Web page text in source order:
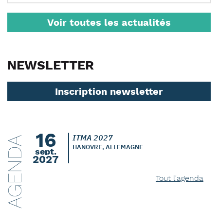
Voir toutes les actualités
NEWSLETTER
Inscription newsletter
AGENDA 16
sept.
2027
ITMA 2027
HANOVRE, ALLEMAGNE
Tout l'agenda